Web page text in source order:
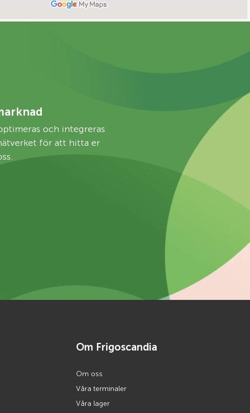
och integreras
för att hitta er
Om Frigoscandia
Om oss
Våra terminaler
Våra lager